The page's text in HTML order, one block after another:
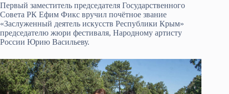
Первый заместитель председателя Государственного
Совета РК Ефим Фикс вручил почётное звание
«Заслуженный деятель искусств Республики Крым»
председателю жюри фестиваля, Народному артисту
России Юрию Васильеву.